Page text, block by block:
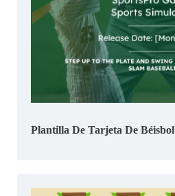
Plantilla De Tarjeta De Béisbol